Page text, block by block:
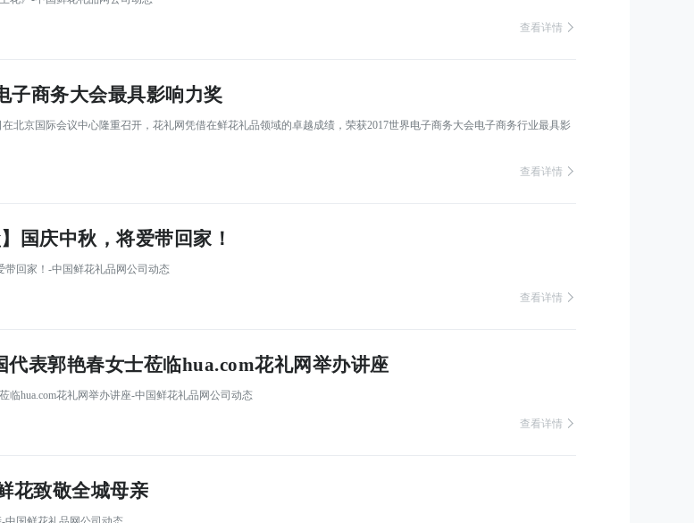
查看详情
子商务大会最具影响力奖
在北京国际会议中心隆重召开，花礼网凭借在鲜花礼品领域的卓越成绩，荣获2017世界电子商务大会电子商务行业最具影
查看详情
国庆中秋，将爱带回家！
带回家！-中国鲜花礼品网公司动态
查看详情
代表郭艳春女士莅临hua.com花礼网举办讲座
临hua.com花礼网举办讲座-中国鲜花礼品网公司动态
查看详情
花致敬全城母亲